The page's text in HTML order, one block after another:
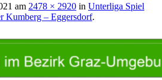
am 2478 × 2920 in Unterliga Spiel
Kumberg – Eggersdorf.